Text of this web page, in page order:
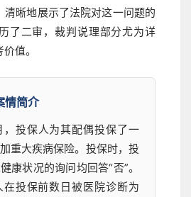
清晰地展示了法院对这一问题的
了二审，裁判说理部分尤为详
值。
情简介
，投保人为其配偶投保了一
重大疾病保险。投保时，投
康状况的询问均回答“否”。
投保前数日被医院诊断为